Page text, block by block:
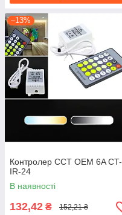
–13%
Контролер CCT OEM 6A CT-
IR-24
В наявності
132,42 ₴ 152,21 ₴